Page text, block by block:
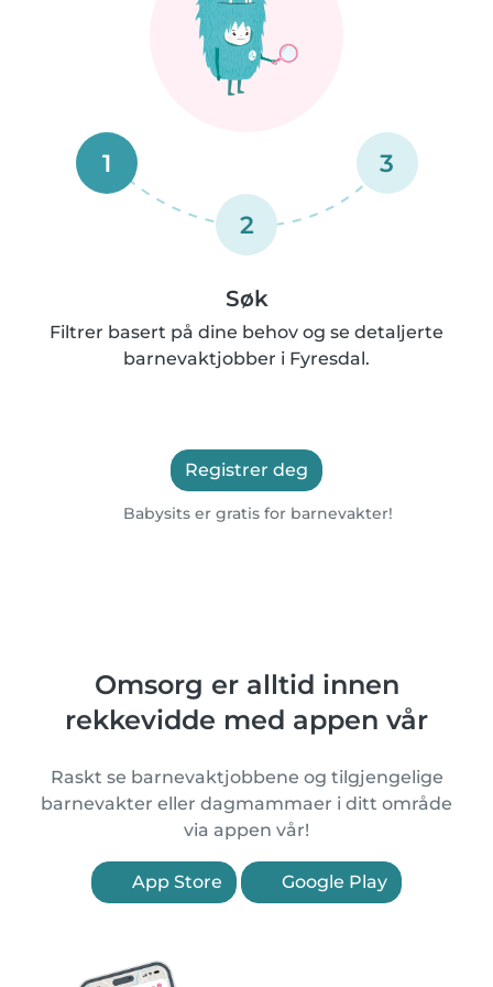
1
2
3
Søk
Filtrer basert på dine behov og se detaljerte
barnevaktjobber i Fyresdal.
Registrer deg
Babysits er gratis for barnevakter!
Omsorg er alltid innen
rekkevidde med appen vår
Raskt se barnevaktjobbene og tilgjengelige
barnevakter eller dagmammaer i ditt område
via appen vår!
App Store Google Play